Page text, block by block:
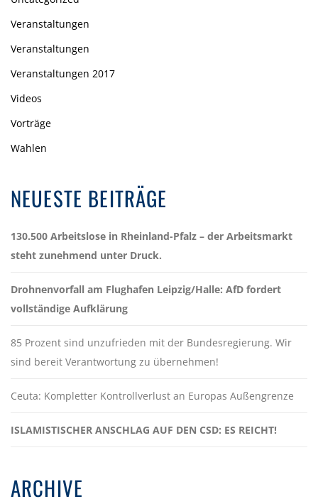
Veranstaltungen
Veranstaltungen
Veranstaltungen 2017
Videos
Vorträge
Wahlen
NEUESTE BEITRÄGE
130.500 Arbeitslose in Rheinland-Pfalz – der Arbeitsmarkt
steht zunehmend unter Druck.
Drohnenvorfall am Flughafen Leipzig/Halle: AfD fordert
vollständige Aufklärung
85 Prozent sind unzufrieden mit der Bundesregierung. Wir
sind bereit Verantwortung zu übernehmen!
Ceuta: Kompletter Kontrollverlust an Europas Außengrenze
ISLAMISTISCHER ANSCHLAG AUF DEN CSD: ES REICHT!
ARCHIVE